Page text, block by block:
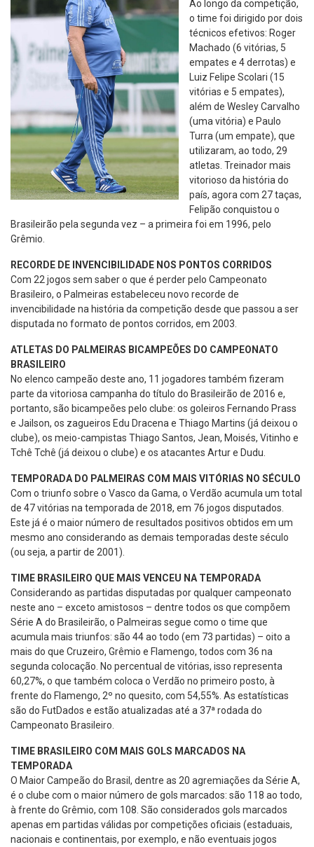
Ao longo da competição,
o time foi dirigido por dois
técnicos efetivos: Roger
Machado (6 vitórias, 5
empates e 4 derrotas) e
Luiz Felipe Scolari (15
vitórias e 5 empates),
além de Wesley Carvalho
(uma vitória) e Paulo
Turra (um empate), que
utilizaram, ao todo, 29
atletas. Treinador mais
vitorioso da história do
país, agora com 27 taças,
Felipão conquistou o
Brasileirão pela segunda vez – a primeira foi em 1996, pelo
Grêmio.
RECORDE DE INVENCIBILIDADE NOS PONTOS CORRIDOS
Com 22 jogos sem saber o que é perder pelo Campeonato
Brasileiro, o Palmeiras estabeleceu novo recorde de
invencibilidade na história da competição desde que passou a ser
disputada no formato de pontos corridos, em 2003.
ATLETAS DO PALMEIRAS BICAMPEÕES DO CAMPEONATO
BRASILEIRO
No elenco campeão deste ano, 11 jogadores também fizeram
parte da vitoriosa campanha do título do Brasileirão de 2016 e,
portanto, são bicampeões pelo clube: os goleiros Fernando Prass
e Jailson, os zagueiros Edu Dracena e Thiago Martins (já deixou o
clube), os meio-campistas Thiago Santos, Jean, Moisés, Vitinho e
Tchê Tchê (já deixou o clube) e os atacantes Artur e Dudu.
TEMPORADA DO PALMEIRAS COM MAIS VITÓRIAS NO SÉCULO
Com o triunfo sobre o Vasco da Gama, o Verdão acumula um total
de 47 vitórias na temporada de 2018, em 76 jogos disputados.
Este já é o maior número de resultados positivos obtidos em um
mesmo ano considerando as demais temporadas deste século
(ou seja, a partir de 2001).
TIME BRASILEIRO QUE MAIS VENCEU NA TEMPORADA
Considerando as partidas disputadas por qualquer campeonato
neste ano – exceto amistosos – dentre todos os que compõem
Série A do Brasileirão, o Palmeiras segue como o time que
acumula mais triunfos: são 44 ao todo (em 73 partidas) – oito a
mais do que Cruzeiro, Grêmio e Flamengo, todos com 36 na
segunda colocação. No percentual de vitórias, isso representa
60,27%, o que também coloca o Verdão no primeiro posto, à
frente do Flamengo, 2º no quesito, com 54,55%. As estatísticas
são do FutDados e estão atualizadas até a 37ª rodada do
Campeonato Brasileiro.
TIME BRASILEIRO COM MAIS GOLS MARCADOS NA
TEMPORADA
O Maior Campeão do Brasil, dentre as 20 agremiações da Série A,
é o clube com o maior número de gols marcados: são 118 ao todo,
à frente do Grêmio, com 108. São considerados gols marcados
apenas em partidas válidas por competições oficiais (estaduais,
nacionais e continentais, por exemplo, e não eventuais jogos